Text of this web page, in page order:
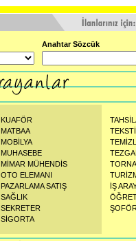
Anahtar Sözcük
KUAFÖR
MATBAA
MOBİLYA
MUHASEBE
MİMAR MÜHENDİS
OTO ELEMANI
PAZARLAMA SATIŞ
SAĞLIK
SEKRETER
SİGORTA
İŞ